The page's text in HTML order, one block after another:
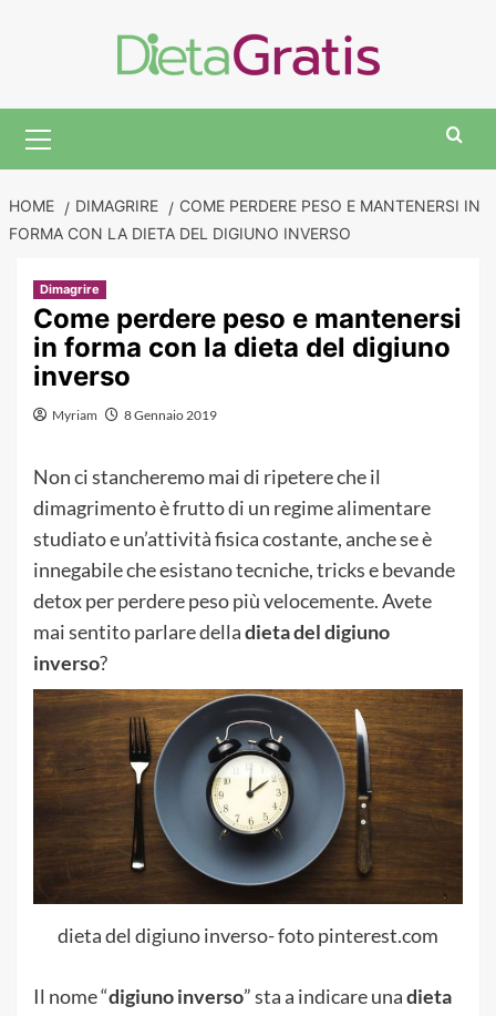
Menu
HOME DIMAGRIRE
COME PERDERE PESO E MANTENERSI IN
FORMA CON LA DIETA DEL DIGIUNO INVERSO
Dimagrire
Come perdere peso e mantenersi
in forma con la dieta del digiuno
inverso
Myriam 8 Gennaio 2019
Non ci stancheremo mai di ripetere che il
dimagrimento è frutto di un regime alimentare
studiato e un’attività fisica costante, anche se è
innegabile che esistano tecniche, tricks e bevande
detox per perdere peso più velocemente. Avete
mai sentito parlare delladieta del digiuno
inverso?
dieta del digiuno inverso- foto pinterest.com
Il nome “digiuno inverso” sta a indicare unadieta